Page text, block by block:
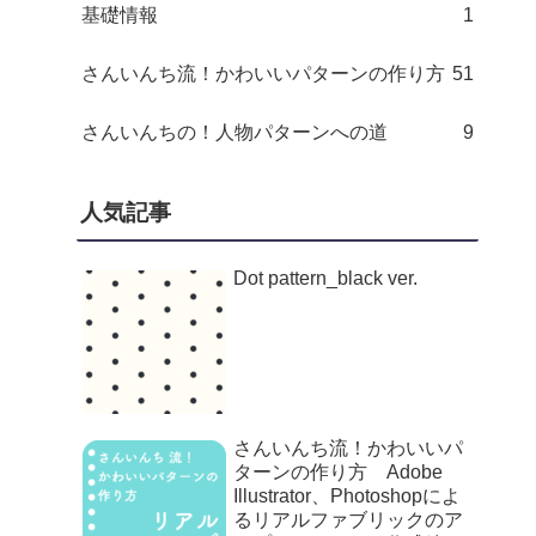
基礎情報 1
さんいんち流！かわいいパターンの作り方 51
さんいんちの！人物パターンへの道 9
人気記事
Dot pattern_black ver.
さんいんち流！かわいいパ
ターンの作り方 Adobe
Illustrator、Photoshopによ
るリアルファブリックのア